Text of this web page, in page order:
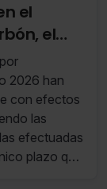
el
el
2026 han
con efectos
las
efectuadas
plazo que